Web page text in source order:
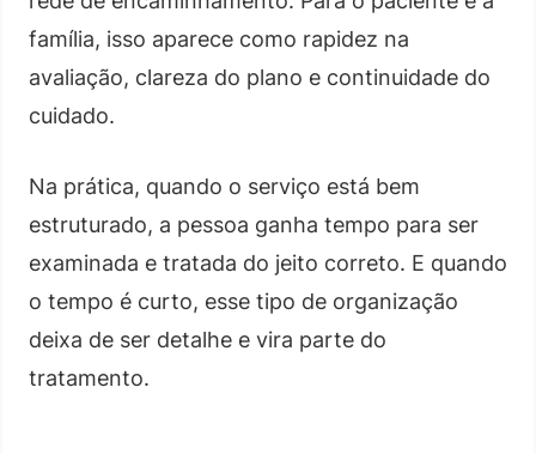
família, isso aparece como rapidez na
avaliação, clareza do plano e continuidade do
cuidado.
Na prática, quando o serviço está bem
estruturado, a pessoa ganha tempo para ser
examinada e tratada do jeito correto. E quando
o tempo é curto, esse tipo de organização
deixa de ser detalhe e vira parte do
tratamento.